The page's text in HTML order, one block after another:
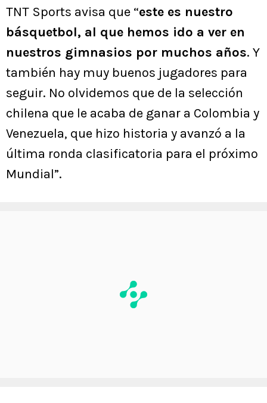
TNT Sports avisa que “este es nuestro
básquetbol, al que hemos ido a ver en
nuestros gimnasios por muchos años. Y
también hay muy buenos jugadores para
seguir. No olvidemos que de la selección
chilena que le acaba de ganar a Colombia y
Venezuela, que hizo historia y avanzó a la
última ronda clasificatoria para el próximo
Mundial”.